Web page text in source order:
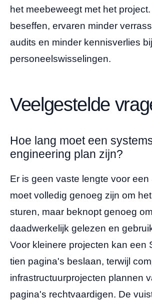
het meebeweegt met het
beseffen, ervaren minder
audits en minder kennisverlies bij
personeelswisselingen.
Veelgestelde
Hoe lang moet een
engineering plan zijn?
Er is geen vaste lengte voor een
moet volledig genoeg zijn om
sturen, maar beknopt genoeg om
daadwerkelijk gelezen en
Voor kleinere projecten kan een
tien pagina's beslaan, terwijl
infrastructuurprojecten plannen
pagina's rechtvaardigen. De